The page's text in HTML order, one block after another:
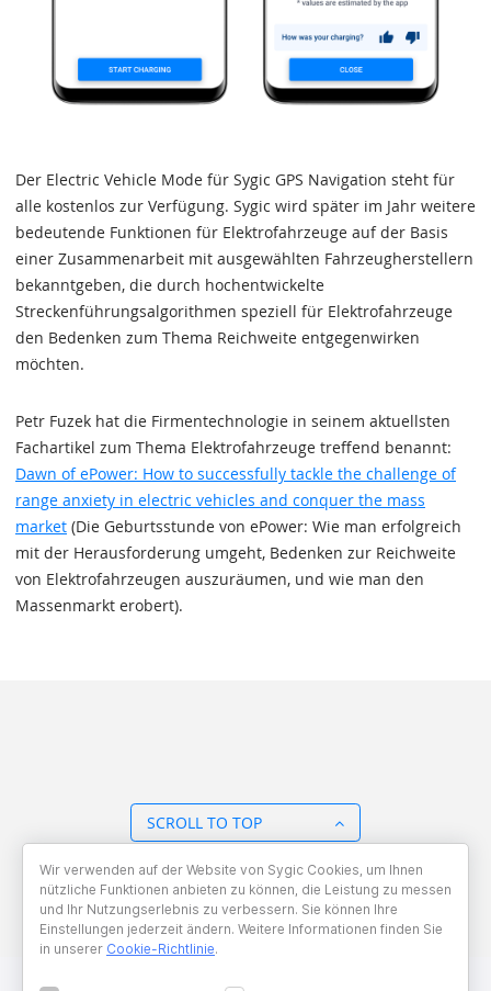
Der Electric Vehicle Mode für Sygic GPS Navigation steht für
alle kostenlos zur Verfügung. Sygic wird später im Jahr weitere
bedeutende Funktionen für Elektrofahrzeuge auf der Basis
einer Zusammenarbeit mit ausgewählten Fahrzeugherstellern
bekanntgeben, die durch hochentwickelte
Streckenführungsalgorithmen speziell für Elektrofahrzeuge
den Bedenken zum Thema Reichweite entgegenwirken
möchten.
Petr Fuzek hat die Firmentechnologie in seinem aktuellsten
Fachartikel zum Thema Elektrofahrzeuge treffend benannt:
Dawn of ePower: How to successfully tackle the challenge of
range anxiety in electric vehicles and conquer the mass
market (Die Geburtsstunde von ePower: Wie man erfolgreich
mit der Herausforderung umgeht, Bedenken zur Reichweite
von Elektrofahrzeugen auszuräumen, und wie man den
Massenmarkt erobert).
SCROLL TO TOP
BACK TO OVERVIEW
Wir verwenden auf der Website von Sygic Cookies, um Ihnen
nützliche Funktionen anbieten zu können, die Leistung zu messen
und Ihr Nutzungserlebnis zu verbessern. Sie können Ihre
Einstellungen jederzeit ändern. Weitere Informationen finden Sie
in unserer Cookie-Richtlinie.